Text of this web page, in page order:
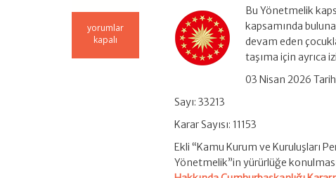
Kamu
Kurum
yorumlar
kapalı
Bu Yönetmelik
kapsamında
devam eden
taşıma için ayrıca
03 Nisan 2026
Sayı: 33213
Karar Sayısı: 11153
Ekli “Kamu Kurum ve Kuruluşları
Yönetmelik”in yürürlüğe